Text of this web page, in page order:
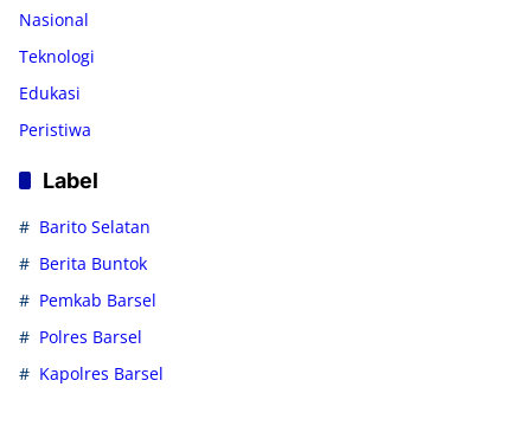
Nasional
Teknologi
Edukasi
Peristiwa
Label
Barito Selatan
Berita Buntok
Pemkab Barsel
Polres Barsel
Kapolres Barsel